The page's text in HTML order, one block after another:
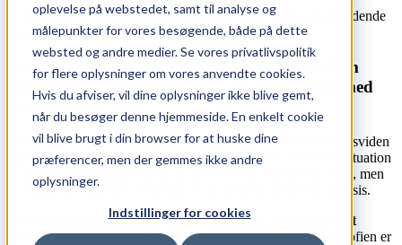
oplevelse på webstedet, samt til analyse og
målepunkter for vores besøgende, både på dette
websted og andre medier. Se vores privatlivspolitik
for flere oplysninger om vores anvendte cookies.
Hvis du afviser, vil dine oplysninger ikke blive gemt,
når du besøger denne hjemmeside. En enkelt cookie
vil blive brugt i din browser for at huske dine
præferencer, men der gemmes ikke andre
oplysninger.
Indstillinger for cookies
Anerkendende ledelse i praksis: Byg bro mellem
teori om anerkendelse og praksis driftsledelse med
Mange ledere kender til kløften mellem den teoretiske ledelsesviden
og hverdagens praktiske udfordringer. Det er en almindelig situation
at stå med en ambition om at skabe trivsel og energi i sit team, men
at mangle de konkrete værktøjer til at omsætte teorien til praksis.
Et stærkt modsvar på denne udfordring ligger i
styrkebaseret
ledelse, som er en både bæredygtig og effektiv tilgang. Filosofien er